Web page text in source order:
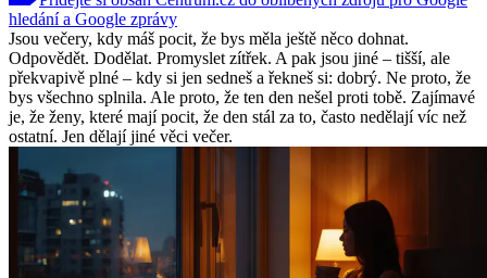
hledání a Google zprávy
Jsou večery, kdy máš pocit, že bys měla ještě něco dohnat.
Odpovědět. Dodělat. Promyslet zítřek. A pak jsou jiné – tišší, ale
překvapivě plné – kdy si jen sedneš a řekneš si: dobrý. Ne proto, že
bys všechno splnila. Ale proto, že ten den nešel proti tobě. Zajímavé
je, že ženy, které mají pocit, že den stál za to, často nedělají víc než
ostatní. Jen dělají jiné věci večer.